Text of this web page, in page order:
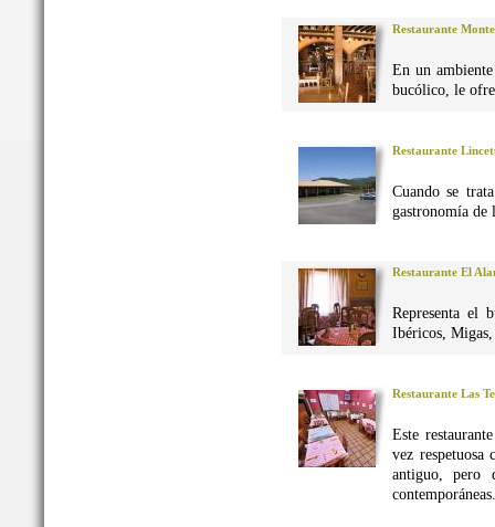
Restaurante
En un
bucólico, le
Restaurante
Cuando se
gastronomía de
Restaurante El
Representa el
Ibéricos, Migas,
Restaurante Las
Este
vez
antiguo, pero
contemporáneas.